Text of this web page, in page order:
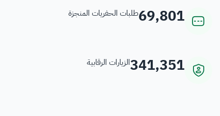
69,801طلبات الحفريات المنجزة
341,351الزيارات الرقابية